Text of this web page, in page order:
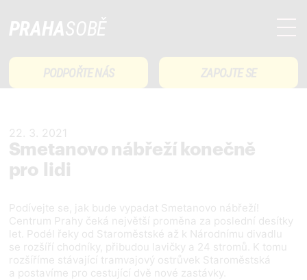
PRAHASOBĚ
PODPOŘTE NÁS ZAPOJTE SE
22. 3. 2021
Smetanovo nábřeží konečně
pro lidi
Podívejte se, jak bude vypadat Smetanovo nábřeží!
Centrum Prahy čeká největší proměna za poslední desítky
let. Podél řeky od Staroměstské až k Národnímu divadlu
se rozšíří chodníky, přibudou lavičky a 24 stromů. K tomu
rozšíříme stávající tramvajový ostrůvek Staroměstská
a postavíme pro cestující dvě nové zastávky.